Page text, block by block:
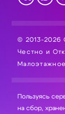
© 2013-2026
Честно и
Пользуясь
на сбор, хранение и обработку ваших персональных